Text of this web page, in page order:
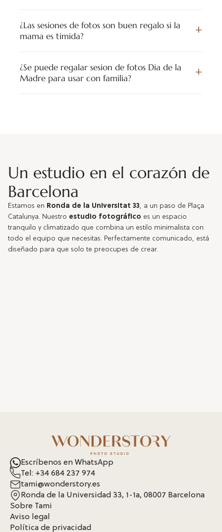
¿Las sesiones de fotos son buen regalo si la
mama es timida?
¿Se puede regalar sesion de fotos Dia de la
Madre para usar con familia?
Un estudio en el corazón de
Barcelona
Estamos en Ronda de la Universitat 33, a un paso de Plaça
Catalunya. Nuestro estudio fotográfico es un espacio
tranquilo y climatizado que combina un estilo minimalista con
todo el equipo que necesitas. Perfectamente comunicado, está
diseñado para que solo te preocupes de crear.
Escríbenos en WhatsApp
Tel: +34 684 237 974
tami@wonderstory.es
Ronda de la Universidad 33, 1-1a, 08007 Barcelona
Sobre Tami
Aviso legal
Política de privacidad